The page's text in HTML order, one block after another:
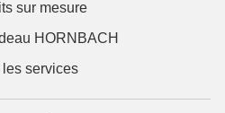
sur mesure
HORNBACH
les services